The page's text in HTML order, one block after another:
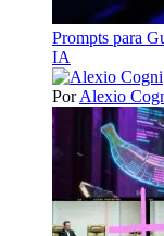
Prompts para
IA
Por Alexio